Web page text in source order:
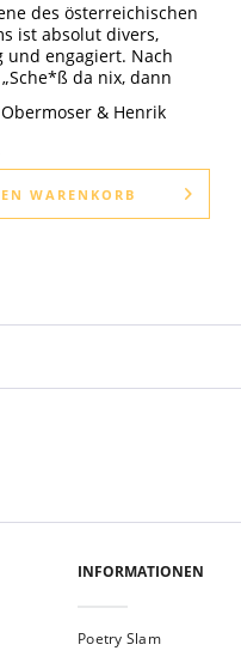
des österreichischen
ist absolut divers,
und engagiert. Nach
da nix, dann
die Bühnen
Seenation von
& Henrik
WARENKORB
INFORMATIONEN
Poetry Slam